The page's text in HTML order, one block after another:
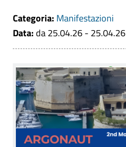
Categoria: Manifestazioni
Data: da 25.04.26 - 25.04.26